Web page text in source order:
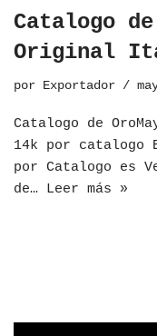
Catalogo
Original
por Exportador
​Catalogo de
14k por catalogo
por Catalogo es
de… Leer más »